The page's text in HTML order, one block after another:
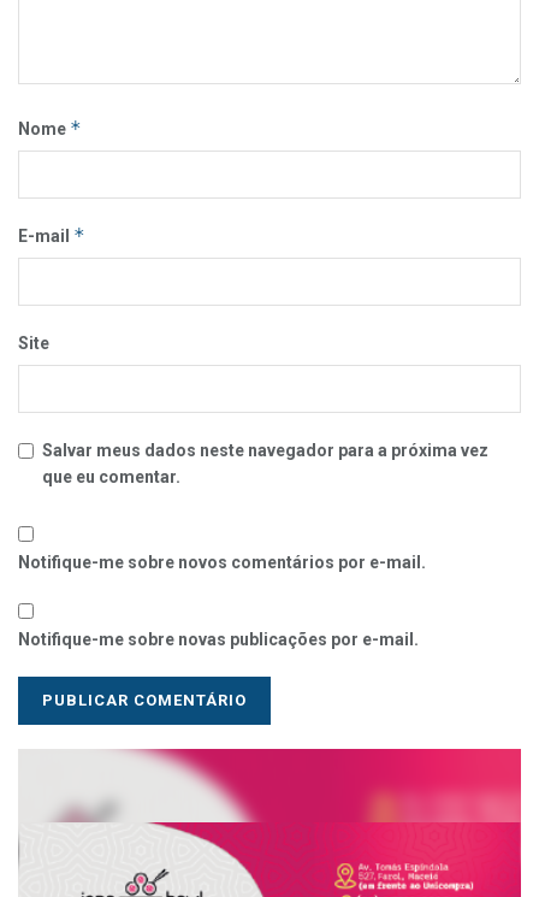
Nome *
E-mail *
Site
Salvar meus dados neste navegador para a próxima vez
que eu comentar.
Notifique-me sobre novos comentários por e-mail.
Notifique-me sobre novas publicações por e-mail.